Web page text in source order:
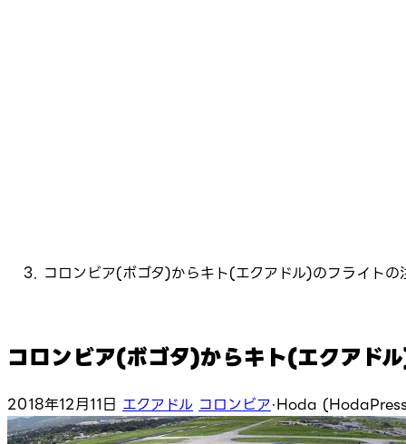
コロンビア(ボゴタ)からキト(エクアドル)のフライトの
コロンビア(ボゴタ)からキト(エクアド
2018年12月11日 エクアドル コロンビア·Hoda